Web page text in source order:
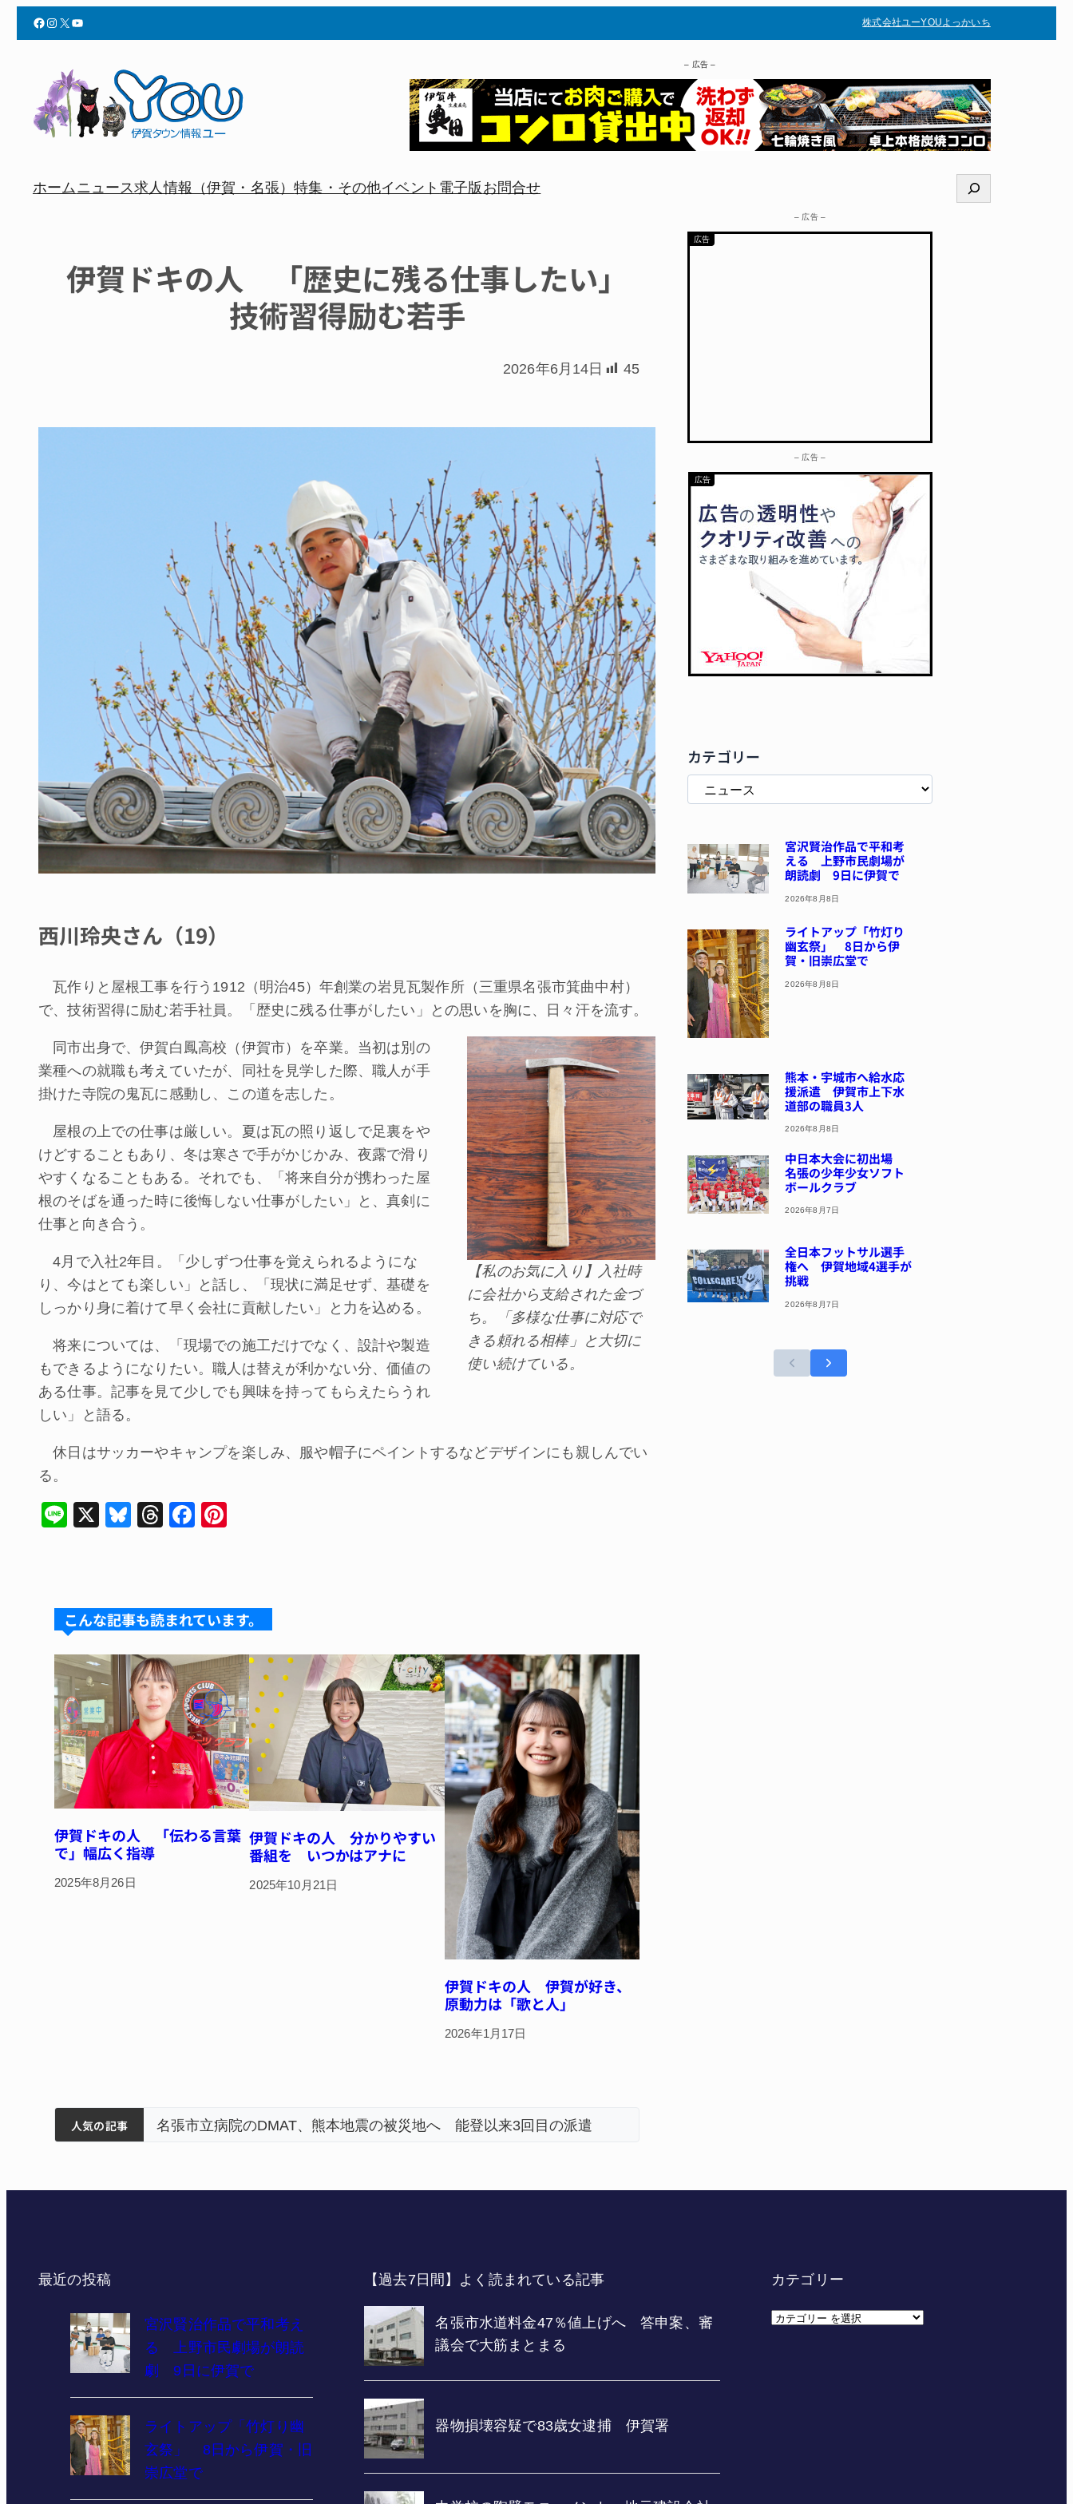
Facebook Instagram X YouTube 株式会社ユーYOUよっかいち
– 広告 –
ホームニュース求人情報（伊賀・名張）特集・その他イベント 電子版 お問合せ
検
索
伊賀ドキの人 「歴史に残る仕事したい」
技術習得励む若手
2026年6月14日 45
西川玲央さん（19）
瓦作りと屋根工事を行う1912（明治45）年創業の岩見瓦製作所（三重県名張市箕曲中村）
で、技術習得に励む若手社員。「歴史に残る仕事がしたい」との思いを胸に、日々汗を流す。
【私のお気に入り】入社時
に会社から支給された金づ
ち。「多様な仕事に対応で
きる頼れる相棒」と大切に
使い続けている。
同市出身で、伊賀白鳳高校（伊賀市）を卒業。当初は別の
業種への就職も考えていたが、同社を見学した際、職人が手
掛けた寺院の鬼瓦に感動し、この道を志した。
屋根の上での仕事は厳しい。夏は瓦の照り返しで足裏をや
けどすることもあり、冬は寒さで手がかじかみ、夜露で滑り
やすくなることもある。それでも、「将来自分が携わった屋
根のそばを通った時に後悔しない仕事がしたい」と、真剣に
仕事と向き合う。
4月で入社2年目。「少しずつ仕事を覚えられるようにな
り、今はとても楽しい」と話し、「現状に満足せず、基礎を
しっかり身に着けて早く会社に貢献したい」と力を込める。
将来については、「現場での施工だけでなく、設計や製造
もできるようになりたい。職人は替えが利かない分、価値の
ある仕事。記事を見て少しでも興味を持ってもらえたらうれ
しい」と語る。
休日はサッカーやキャンプを楽しみ、服や帽子にペイントするなどデザインにも親しんでい
る。
Li
X
Bl
k
T
d
F
b
o
k
st
こんな記事も読まれています。
伊賀ドキの人 「伝わる言葉
で」幅広く指導
2025年8月26日
伊賀ドキの人 分かりやすい
番組を いつかはアナに
2025年10月21日
伊賀ドキの人 伊賀が好き、
原動力は「歌と人」
2026年1月17日
人気の記事
ィアで清掃 伊賀 名張市立病院のDMAT、熊本地震の被災地へ 能登以来3回目の派遣
– 広告 –
– 広告 –
カテゴリー
宮沢賢治作品で平和考
える 上野市民劇場が
朗読劇 9日に伊賀で
2026年8月8日
ライトアップ「竹灯り
幽玄祭」 8日から伊
賀・旧崇広堂で
2026年8月8日
熊本・宇城市へ給水応
援派遣 伊賀市上下水
道部の職員3人
2026年8月8日
中日本大会に初出場
名張の少年少女ソフト
ボールクラブ
2026年8月7日
全日本フットサル選手
権へ 伊賀地域4選手が
挑戦
2026年8月7日
最近の投稿
宮沢賢治作品で平和考え
る 上野市民劇場が朗読
劇 9日に伊賀で
ライトアップ「竹灯り幽
玄祭」 8日から伊賀・旧
崇広堂で
【過去7日間】よく読まれている記事 カテゴリー
カ